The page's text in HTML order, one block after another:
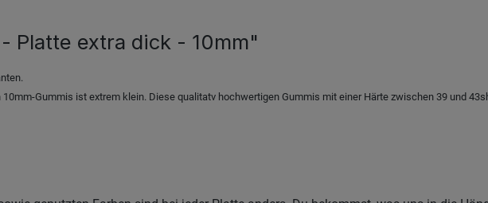
Platte extra dick - 10mm"
Gummis ist extrem klein. Diese qualitatv hochwertigen Gummis mit einer Härte zwischen 39 und